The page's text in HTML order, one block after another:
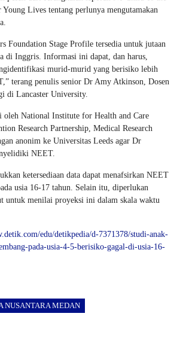
Lives tentang perlunya mengutamakan
Foundation Stage Profile tersedia untuk jutaan
di Inggris. Informasi ini dapat, dan harus,
murid-murid yang berisiko lebih
terang penulis senior Dr Amy Atkinson, Dosen
di Lancaster University.
oleh National Institute for Health and Care
Research Partnership, Medical Research
anonim ke Universitas Leeds agar Dr
NEET.
ketersediaan data dapat menafsirkan NEET
usia 16-17 tahun. Selain itu, diperlukan
untuk menilai proyeksi ini dalam skala waktu
edu/detikpedia/d-7371378/studi-anak-
pada-usia-4-5-berisiko-gagal-di-usia-16-
NUSANTARA MEDAN